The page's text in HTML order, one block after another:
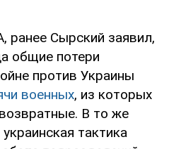
ранее Сырский заявил,
общие потери
против Украины
военных, из которых
В то же
тактика